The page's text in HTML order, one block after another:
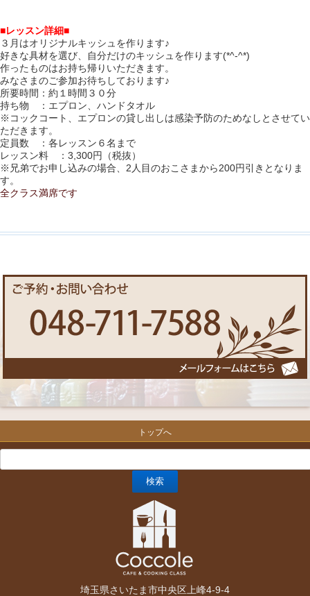
■レッスン詳細■
３ 月はオリジナルキッシュを作ります♪
好きな具材を選び、自分だけのキッシュを作ります(*^-^*)
作ったものはお持ち帰りいただきます。
みなさまのご参加お待ちしております♪
所要時間：約１時間３０分
持ち物 ：エプロン、ハンドタオル
※コックコート、エプロンの貸し出しは感染予防のためなしとさせてい
ただきます。
定員数 ：各レッスン６名まで
レッスン料 ：3,300円（税抜）
※兄弟でお申し込みの場合、2人目のおこさまから200円引きとなりま
す。
全クラス満席です
トップへ
埼玉県さいたま市中央区上峰4-9-4